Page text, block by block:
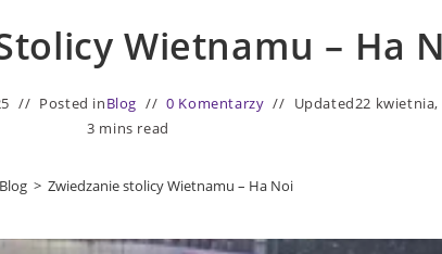
Wietnamu – Ha
Posted inBlog 0 Komentarzy Updated22 kwietnia,
3 mins read
Blog > Zwiedzanie stolicy Wietnamu – Ha Noi